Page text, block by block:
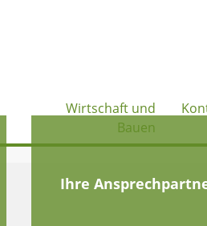
Wirtschaft und
Bauen
Ihre